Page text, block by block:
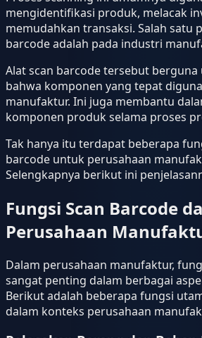
mengidentifikasi produk, melacak
memudahkan transaksi. Salah satu
barcode adalah pada industri
Alat scan barcode tersebut
bahwa komponen yang tepat
manufaktur. Ini juga membantu
komponen produk selama proses
Tak hanya itu terdapat beberapa
barcode untuk perusahaan
Selengkapnya berikut ini
Fungsi Scan Barcode
Perusahaan
Dalam perusahaan manufaktur,
sangat penting dalam berbagai
Berikut adalah beberapa fungsi
dalam konteks perusahaan